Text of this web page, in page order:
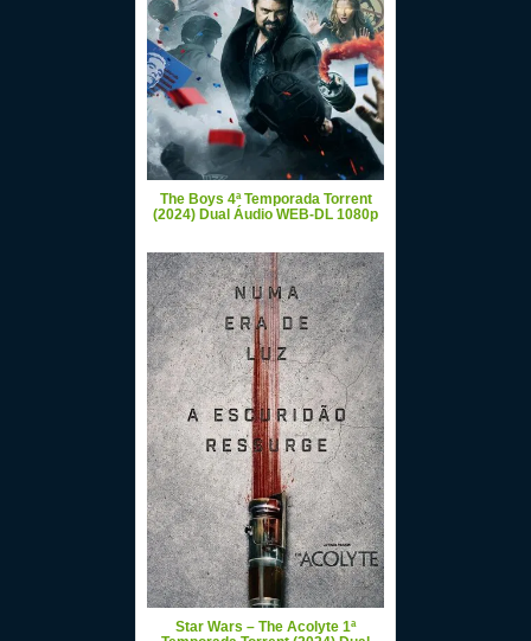
The Boys 4ª Temporada Torrent
(2024) Dual Áudio WEB-DL 1080p
Star Wars – The Acolyte 1ª